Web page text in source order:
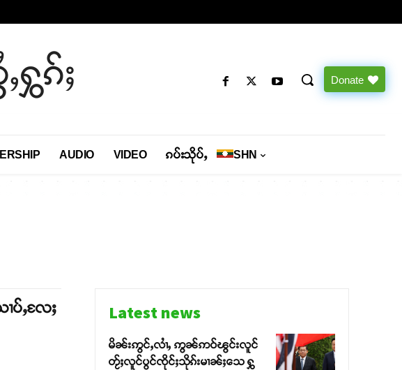
ႁွၵ်ႈ Donate
AUDIO VIDEO ၵပ်းသိုပ်ႇ SHN
ပ်ႇလႄႈ
Latest news
မိၼ်းဢွင်ႇလၢႆႇ ဢွၼ်ဢဝ်ၽွင်းလူင်
တႂ်ႈလူင်ပွင်ၸိုင်ႈသိုၵ်းမၢၼ်ႈသေ ႁွ